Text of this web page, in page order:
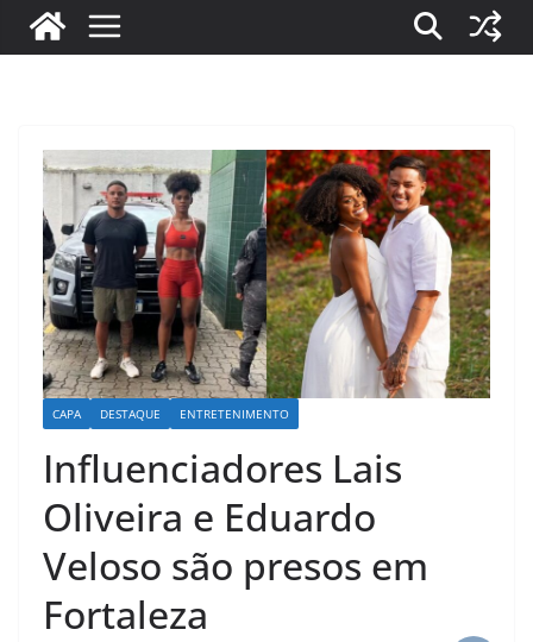
CAPA DESTAQUE ENTRETENIMENTO
Influenciadores Lais
Oliveira e Eduardo
Veloso são presos em
Fortaleza